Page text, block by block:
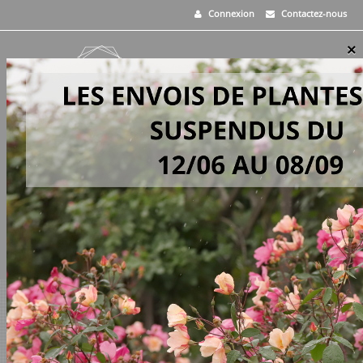
Contactez-nous
Connexion
MENU
PANIER
0
×
> Vivaces > Veronica gentianoides
EN STOCK